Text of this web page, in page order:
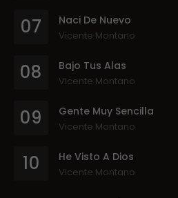
07 Naci De Nuevo
Vicente Montano
08 Bajo Tus Alas
Vicente Montano
09 Gente Muy Sencilla
Vicente Montano
10 He Visto A Dios
Vicente Montano